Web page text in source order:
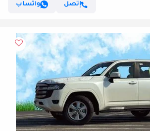
إتصل
واتساب